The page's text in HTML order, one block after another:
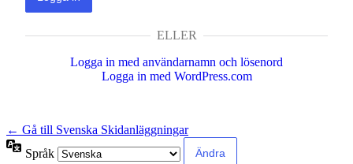
ELLER
Logga in med användarnamn och lösenord
Logga in med WordPress.com
← Gå till Svenska Skidanläggningar
Språk